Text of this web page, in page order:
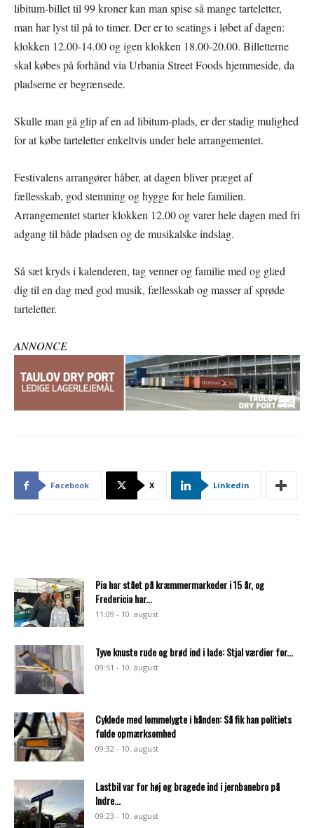
libitum-billet til 99 kroner kan man spise så mange tarteletter,
man har lyst til på to timer. Der er to seatings i løbet af dagen:
klokken 12.00-14.00 og igen klokken 18.00-20.00. Billetterne
skal købes på forhånd via Urbania Street Foods hjemmeside, da
pladserne er begrænsede.
Skulle man gå glip af en ad libitum-plads, er der stadig mulighed
for at købe tarteletter enkeltvis under hele arrangementet.
Festivalens arrangører håber, at dagen bliver præget af
fællesskab, god stemning og hygge for hele familien.
Arrangementet starter klokken 12.00 og varer hele dagen med fri
adgang til både pladsen og de musikalske indslag.
Så sæt kryds i kalenderen, tag venner og familie med og glæd
dig til en dag med god musik, fællesskab og masser af sprøde
tarteletter.
ANNONCE
Facebook X Linkedin
Pia har stået på kræmmermarkeder i 15 år, og
Fredericia har...
11:09 - 10. august
Tyve knuste rude og brød ind i lade: Stjal værdier for...
09:51 - 10. august
Cyklede med lommelygte i hånden: Så fik han politiets
fulde opmærksomhed
09:32 - 10. august
Lastbil var for høj og bragede ind i jernbanebro på
Indre...
09:23 - 10. august